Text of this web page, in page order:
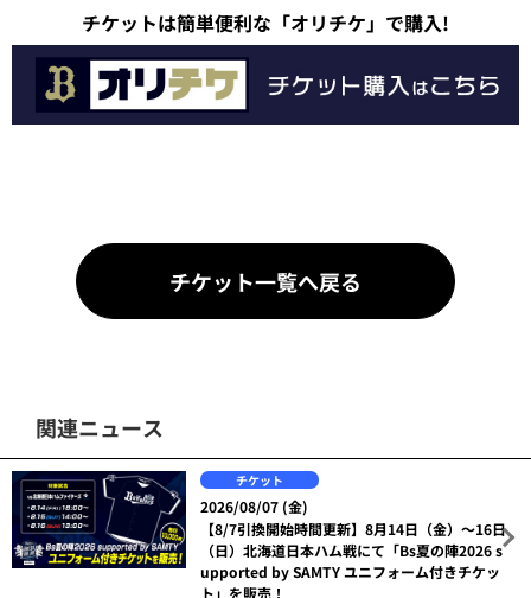
チケットは簡単便利な「オリチケ」で購入!
チケット一覧へ戻る
関連ニュース
チケット
2026/08/07 (金)
【8/7引換開始時間更新】8月14日（金）～16日
（日）北海道日本ハム戦にて「Bs夏の陣2026 s
upported by SAMTY ユニフォーム付きチケッ
ト」を販売！